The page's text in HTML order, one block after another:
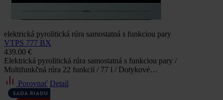
elektrická pyrolitická rúra samostatná s funkciou pary
VTPS 777 BX
439.00 €
Elektrická pyrolitická rúra samostatná s funkciou pary /
Multifunkčná rúra 22 funkcií / 77 l / Dotykové…
Porovnať Detail